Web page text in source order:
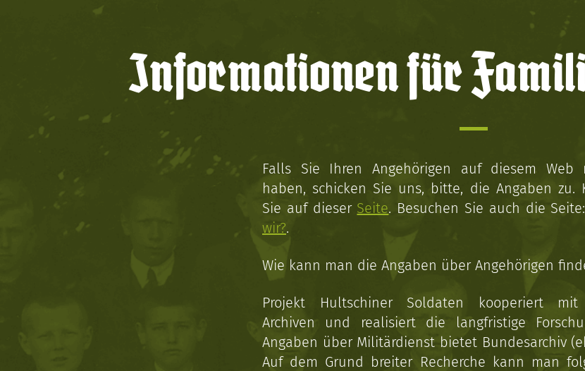
Informationen für
Falls Sie Ihren Angehörigen auf diesem Web
haben, schicken Sie uns, bitte, die Angaben zu.
Sie auf dieser Seite. Besuchen Sie auch die
wir?.
Wie kann man die Angaben über Angehörigen
Projekt Hultschiner Soldaten kooperiert mit
Archiven und realisiert die langfristige
Angaben über Militärdienst bietet Bundesarchiv
Auf dem Grund breiter Recherche kann man